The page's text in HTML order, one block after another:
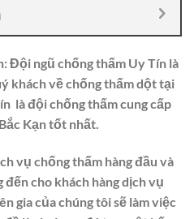
Đội ngũ chống thấm Uy Tín là
khách về chống thấm dột tại
là đội chống thấm cung cấp
Kạn tốt nhất.
vụ chống thấm hàng đầu và
đến cho khách hàng dịch vụ
gia của chúng tôi sẽ làm việc